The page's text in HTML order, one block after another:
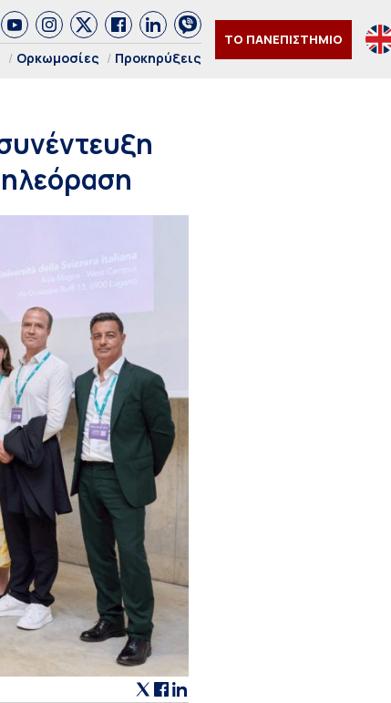
Ορκωμοσίες Προκηρύξεις
ΤΟ ΠΑΝΕΠΙΣΤΗΜΙΟ